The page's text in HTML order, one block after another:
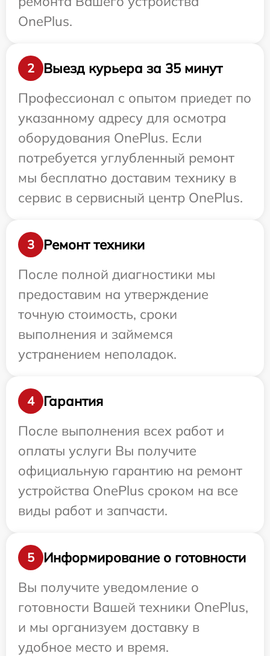
OnePlus.
2
Выезд курьера за 35 минут
Профессионал с опытом приедет по
указанному адресу для осмотра
оборудования OnePlus. Если
потребуется углубленный ремонт
мы бесплатно доставим технику в
сервис в сервисный центр OnePlus.
3
Ремонт техники
После полной диагностики мы
предоставим на утверждение
точную стоимость, сроки
выполнения и займемся
устранением неполадок.
4
Гарантия
После выполнения всех работ и
оплаты услуги Вы получите
официальную гарантию на ремонт
устройства OnePlus сроком на все
виды работ и запчасти.
5
Информирование о готовности
Вы получите уведомление о
готовности Вашей техники OnePlus,
и мы организуем доставку в
удобное место и время.